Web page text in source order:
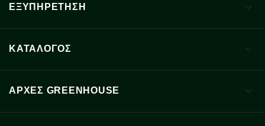
ΕΞΥΠΗΡΕΤΗΣΗ 
ΚΑΤΑΛΟΓΟΣ 
ΑΡΧΈΣ GREENHOUSE 